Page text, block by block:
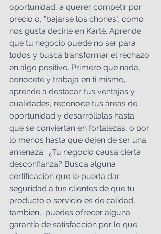
oportunidad, a querer competir por
precio o, "bajarse los chones", como
nos gusta decirle en Karté. Aprende
que tu negocio puede no ser para
todos y busca transformar el rechazo
en algo positivo. Primero que nada,
conócete y trabaja en ti mismo,
aprende a destacar tus ventajas y
cualidades, reconoce tus áreas de
oportunidad y desarróllalas hasta
que se conviertan en fortalezas, o por
lo menos hasta que dejen de ser una
amenaza.  ¿Tu negocio causa cierta
desconfianza? Busca alguna
certificación que le pueda dar
seguridad a tus clientes de que tu
producto o servicio es de calidad,
también,  puedes ofrecer alguna
garantía de satisfacción por lo que